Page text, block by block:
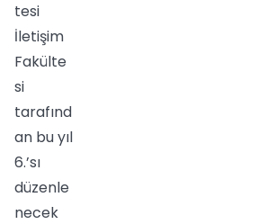
tesi
İletişim
Fakülte
si
tarafınd
an bu yıl
6.’sı
düzenle
necek